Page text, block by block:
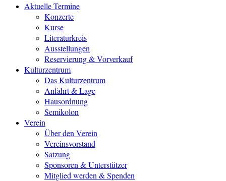
Aktuelle Termine
Konzerte
Kurse
Literaturkreis
Ausstellungen
Reservierung & Vorverkauf
Kulturzentrum
Das Kulturzentrum
Anfahrt & Lage
Hausordnung
Semikolon
Verein
Über den Verein
Vereinsvorstand
Satzung
Sponsoren & Unterstützer
Mitglied werden & Spenden